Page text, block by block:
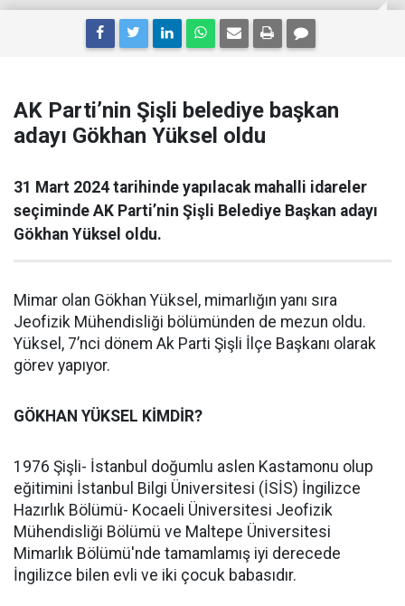
AK Parti’nin Şişli belediye başkan
adayı Gökhan Yüksel oldu
31 Mart 2024 tarihinde yapılacak mahalli idareler
seçiminde AK Parti’nin Şişli Belediye Başkan adayı
Gökhan Yüksel oldu.
Mimar olan Gökhan Yüksel, mimarlığın yanı sıra
Jeofizik Mühendisliği bölümünden de mezun oldu.
Yüksel, 7’nci dönem Ak Parti Şişli İlçe Başkanı olarak
görev yapıyor.
GÖKHAN YÜKSEL KİMDİR?
1976 Şişli- İstanbul doğumlu aslen Kastamonu olup
eğitimini İstanbul Bilgi Üniversitesi (İSİS) İngilizce
Hazırlık Bölümü- Kocaeli Üniversitesi Jeofizik
Mühendisliği Bölümü ve Maltepe Üniversitesi
Mimarlık Bölümü'nde tamamlamış iyi derecede
İngilizce bilen evli ve iki çocuk babasıdır.